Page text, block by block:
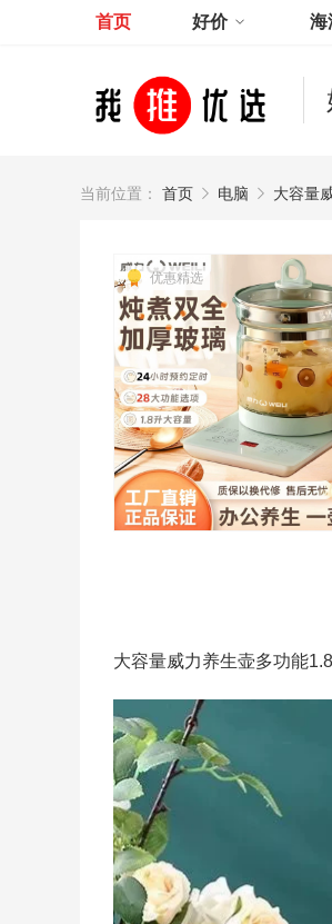
首页 好价 海
当前位置： 首页 电脑 大容量
优惠精选
大容量威力养生壶多功能